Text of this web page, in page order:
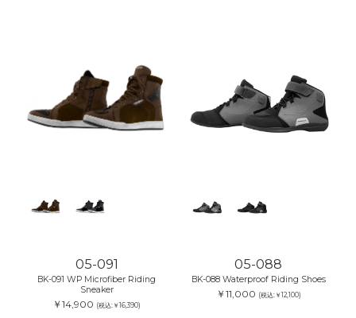
05-091
BK-091 WP Microfiber Riding
Sneaker
￥14,900 (税込:￥16,390)
05-088
BK-088 Waterproof Riding Shoes
￥11,000 (税込:￥12,100)